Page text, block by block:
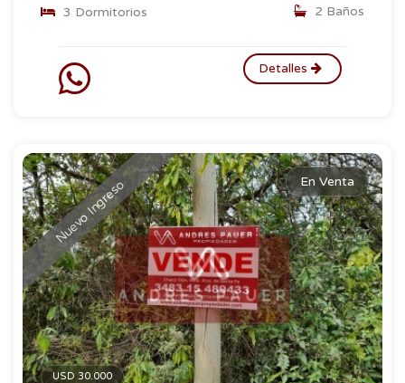
3 Dormitorios 2 Baños
Detalles
Nuevo Ingreso En Venta
USD 30.000